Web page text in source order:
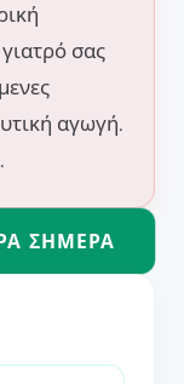
σας
αγωγή.
ΣΉΜΕΡΑ